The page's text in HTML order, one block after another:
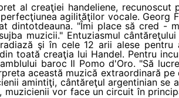
al creaţiei handeliene, recunoscut
agilităţilor vocale. Georg
dintotdeauna. "Îmi place să cred -
muzicii." Entuziasmul
şi în cele 12 arii alese pentru
toată creaţia lui Handel. Pentru
baroc Il Pomo d'Oro. "Să
această muzică extraordinară
amintiţi, cântăreţul argentinian se
vor face un circuit în